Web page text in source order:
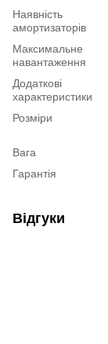
Наявність
амортизаторів
Максимальне
навантаження
Додаткові
характеристики
Розміри
Вага
Гарантія
Відгуки